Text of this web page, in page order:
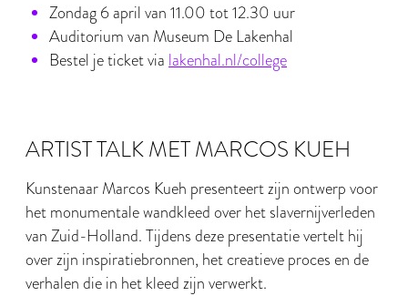
Zondag 6 april van 11.00 tot 12.30 uur
Auditorium van Museum De Lakenhal
Bestel je ticket via lakenhal.nl/college
ARTIST TALK MET MARCOS KUEH
Kunstenaar Marcos Kueh presenteert zijn ontwerp voor
het monumentale wandkleed over het slavernijverleden
van Zuid-Holland. Tijdens deze presentatie vertelt hij
over zijn inspiratiebronnen, het creatieve proces en de
verhalen die in het kleed zijn verwerkt.